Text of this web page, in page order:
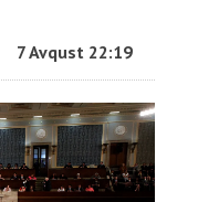
7 Avqust 22:19